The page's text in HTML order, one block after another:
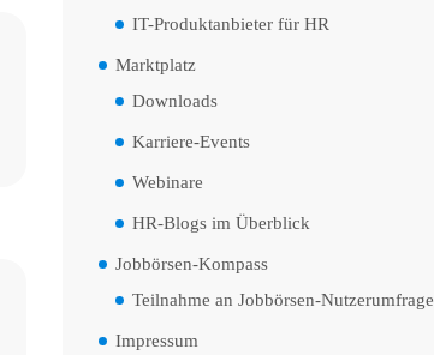
IT-Produktanbieter für HR
Marktplatz
Downloads
Karriere-Events
Webinare
HR-Blogs im Überblick
Jobbörsen-Kompass
Teilnahme an Jobbörsen-Nutzerumfrage
Impressum